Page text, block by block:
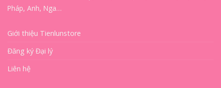
Pháp, Anh, Nga…
Giới thiệu Tienlunstore
Đăng ký Đại lý
Liên hệ